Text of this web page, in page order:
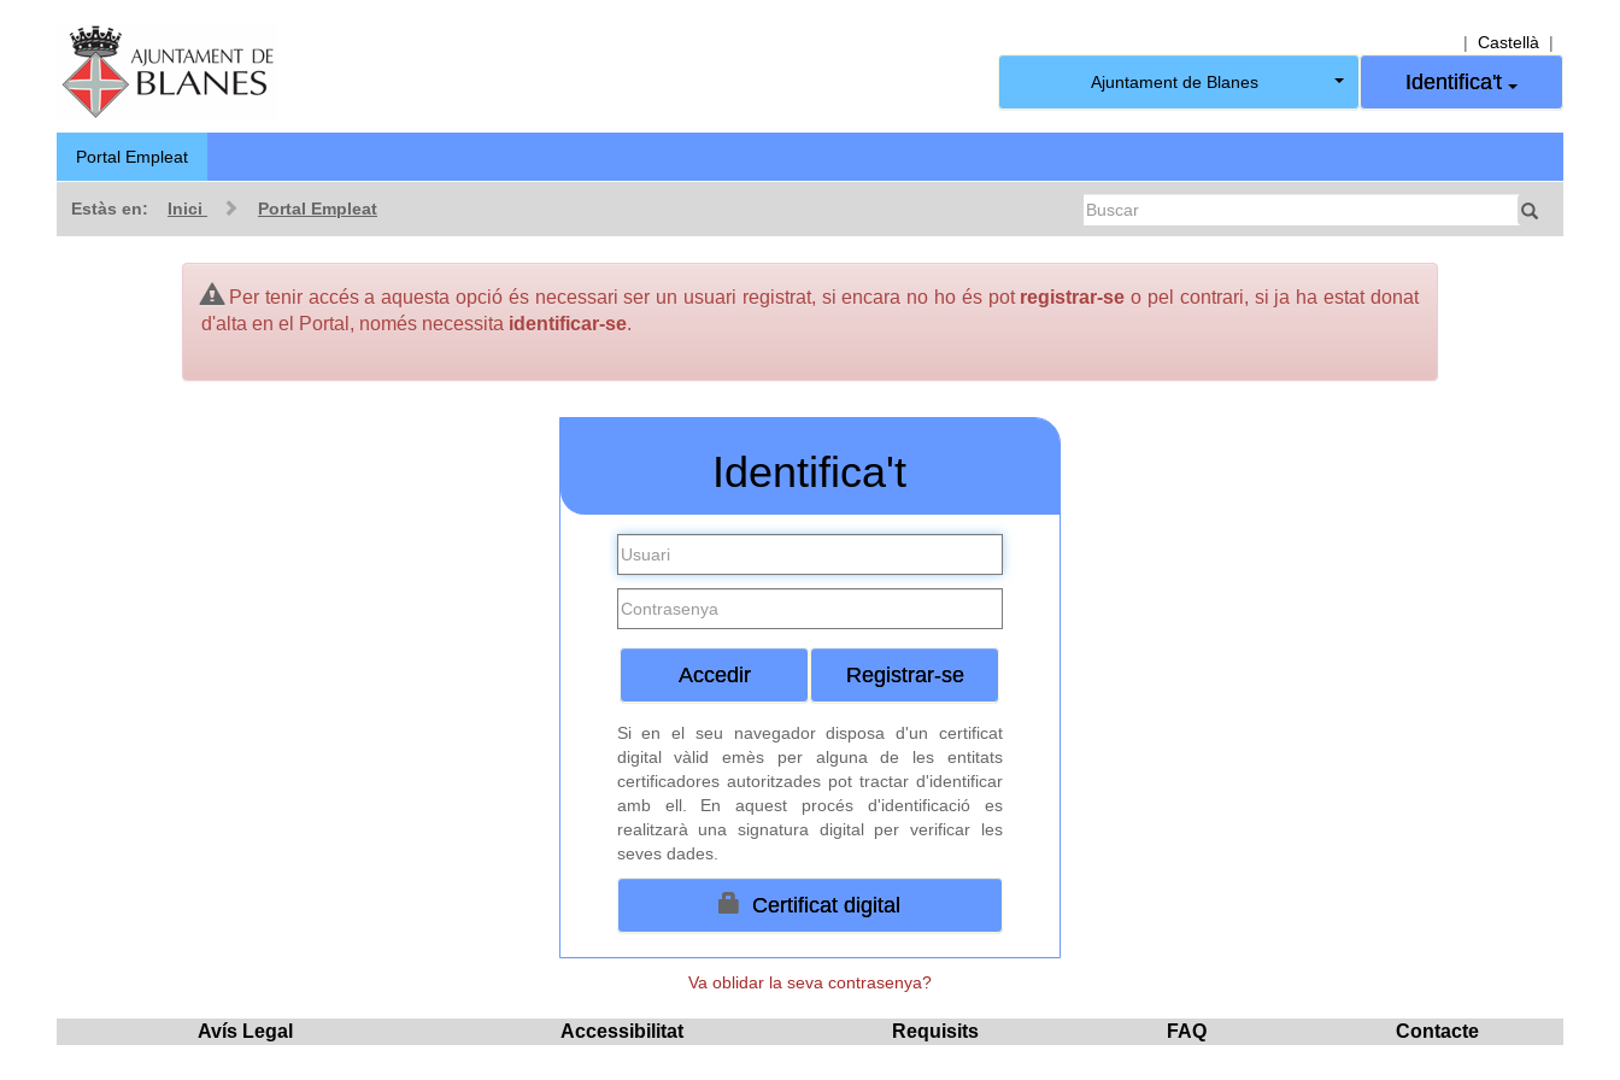
| Castellà |
Identifica't
Ajuntament de Blanes
Portal Empleat
Estàs en: Inici Portal Empleat
Per tenir accés a aquesta opció és necessari ser un usuari registrat, si encara no ho és pot registrar-se o pel contrari, si ja ha estat donat
d'alta en el Portal, només necessita identificar-se.
Identifica't
Accedir Registrar-se
Si en el seu navegador disposa d'un certificat
digital vàlid emès per alguna de les entitats
certificadores autoritzades pot tractar d'identificar
amb ell. En aquest procés d'identificació es
realitzarà una signatura digital per verificar les
seves dades.
Certificat digital
Va oblidar la seva contrasenya?
Avís Legal Accessibilitat Requisits FAQ Contacte